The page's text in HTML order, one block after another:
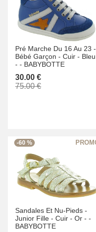
Pré Marche Du 16 Au 23 -
Bébé Garçon - Cuir - Bleu
- - BABYBOTTE
30.00 €
75.00 €
-60 %
Sandales Et Nu-Pieds -
Junior Fille - Cuir - Or - -
BABYBOTTE